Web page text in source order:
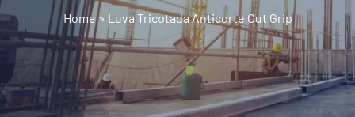
Calçados
Luvas
Altura
Home» Luva Tricotada Anticorte Cut Grip